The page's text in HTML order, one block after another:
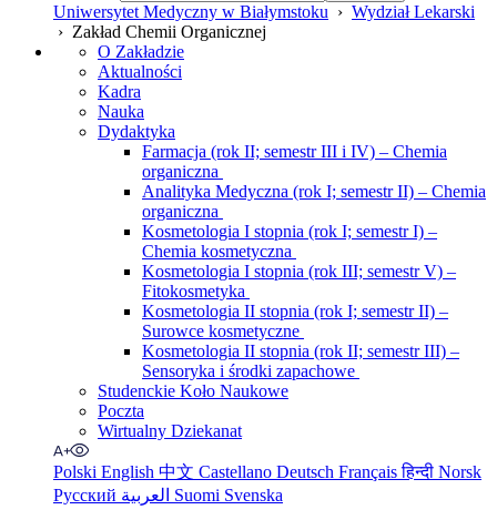
Uniwersytet Medyczny w Białymstoku › Wydział Lekarski
› Zakład Chemii Organicznej
O Zakładzie
Aktualności
Kadra
Nauka
Dydaktyka
Farmacja (rok II; semestr III i IV) – Chemia
organiczna
Analityka Medyczna (rok I; semestr II) – Chemia
organiczna
Kosmetologia I stopnia (rok I; semestr I) –
Chemia kosmetyczna
Kosmetologia I stopnia (rok III; semestr V) –
Fitokosmetyka
Kosmetologia II stopnia (rok I; semestr II) –
Surowce kosmetyczne
Kosmetologia II stopnia (rok II; semestr III) –
Sensoryka i środki zapachowe
Studenckie Koło Naukowe
Poczta
Wirtualny Dziekanat
Polski English 中文 Castellano Deutsch Françaisहिन्दी Norsk
Русский
Suomi Svenska